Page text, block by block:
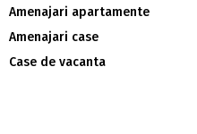
Amenajari apartamente
Amenajari case
Case de vacanta